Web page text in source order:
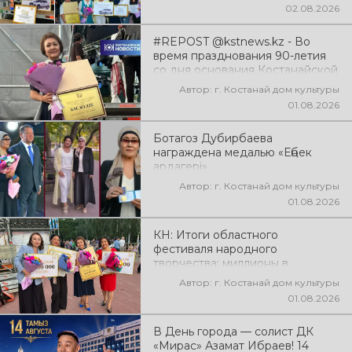
02.08.2026
#REPOST @kstnews.kz - Во
время празднования 90-летия
со дня основания Костанайской
области подвели итоги 38-го
фестиваля самодеятельного
Автор: г. Костанай дом культуры
01.08.2026
Ботагоз Дубирбаева
награждена медалью «Еңбек
ардагері»
Автор: г. Костанай дом культуры
01.08.2026
КН: Итоги областного
фестиваля народного
творчества: миллионы в
культуруАвтор: г. Костанай дом культуры
01.08.2026
В День города — солист ДК
«Мирас» Азамат Ибраев! 14